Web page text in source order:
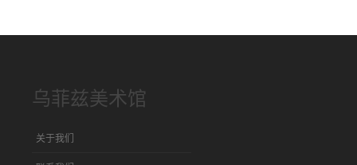
乌菲兹美术馆
关于我们